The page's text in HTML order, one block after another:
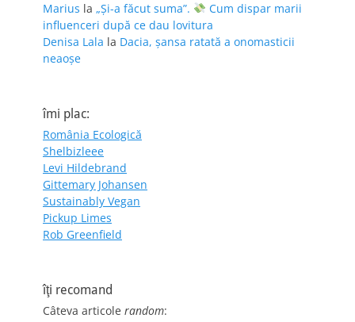
Marius la „Și-a făcut suma”.
Cum dispar marii
influenceri după ce dau lovitura
Denisa Lala la Dacia, șansa ratată a onomasticii
neaoșe
îmi plac:
România Ecologică
Shelbizleee
Levi Hildebrand
Gittemary Johansen
Sustainably Vegan
Pickup Limes
Rob Greenfield
îţi recomand
Câteva articole random: